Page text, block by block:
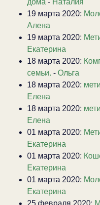
дома - Наталия
19 марта 2020:
Алена
19 марта 2020:
Екатерина
18 марта 2020:
семьи. - Ольга
18 марта 2020:
Елена
18 марта 2020:
Елена
01 марта 2020:
Екатерина
01 марта 2020:
Екатерина
01 марта 2020:
Екатерина
25 февраля 2020: